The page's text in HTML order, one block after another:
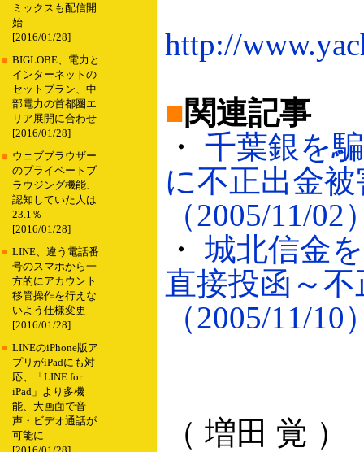
ミックスも配信開
始
[2016/01/28]
■ BIGLOBE、電力と
インターネットの
セットプラン、中
部電力の首都圏エ
リア展開に合わせ
[2016/01/28]
■ ウェブブラウザー
のプライベートブ
ラウジング機能、
認知していた人は
23.1％
[2016/01/28]
■ LINE、違う電話番
号のスマホから一
方的にアカウント
移管操作を行えな
いよう仕様変更
[2016/01/28]
■ LINEのiPhone版ア
プリがiPadにも対
応、「LINE for
iPad」より多機
能、大画面で音
声・ビデオ通話が
可能に
http://
■関連記事
・ 千葉銀を
に不正出金
（2005/11/02
・ 城北信金
直接投函～
（2005/11/10
（ 増田 覚 ）